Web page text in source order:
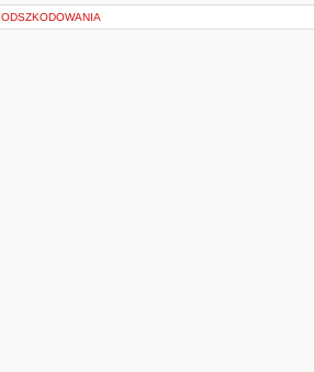
ODSZKODOWANIA